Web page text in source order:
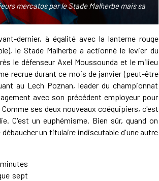
mercatos par le Stade Malherbe mais sa
dernier, à égalité avec la lanterne rouge
le Stade Malherbe a actionné le levier du
le défenseur Axel Moussounda et le milieu
recrue durant ce mois de janvier (peut-être
au Lech Poznan, leader du championnat
avec son précédent employeur pour
ses deux nouveaux coéquipiers, c'est
C'est un euphémisme. Bien sûr, quand on
un titulaire indiscutable d'une autre
sept